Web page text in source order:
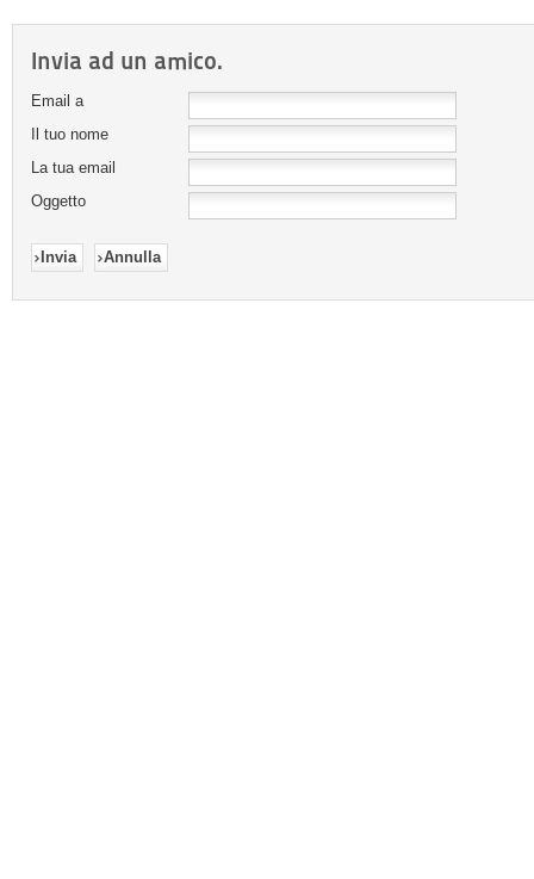
Invia ad un amico.
Email a
Il tuo nome
La tua email
Oggetto
Invia Annulla